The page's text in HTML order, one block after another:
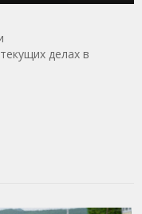
делах в